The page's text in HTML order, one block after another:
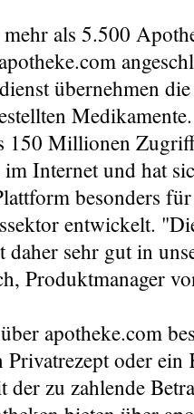
als 5.500
übernehmen
150 Millionen
Internet und hat
besonders
entwickelt.
daher sehr gut in
Produktmanager
apotheke.com
oder ein
der zu zahlende